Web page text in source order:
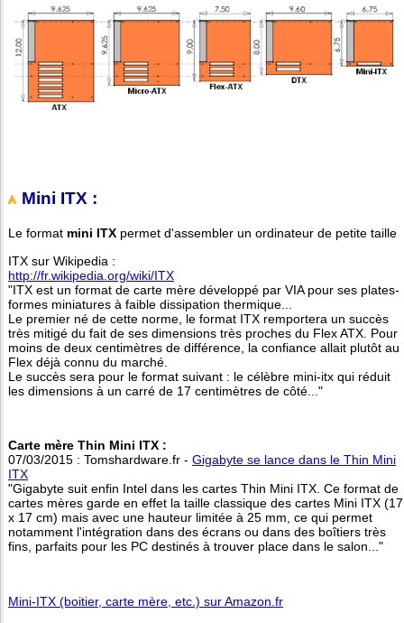
Mini ITX :
Le format mini ITX permet d'assembler un ordinateur de petite taille
ITX sur Wikipedia :
http://fr.wikipedia.org/wiki/ITX
"ITX est un format de carte mère développé par VIA pour ses plates-
formes miniatures à faible dissipation thermique...
Le premier né de cette norme, le format ITX remportera un succès
très mitigé du fait de ses dimensions très proches du Flex ATX. Pour
moins de deux centimètres de différence, la confiance allait plutôt au
Flex déjà connu du marché.
Le succès sera pour le format suivant : le célèbre mini-itx qui réduit
les dimensions à un carré de 17 centimètres de côté..."
Carte mère Thin Mini ITX :
07/03/2015 : Tomshardware.fr - Gigabyte se lance dans le Thin Mini
ITX
"Gigabyte suit enfin Intel dans les cartes Thin Mini ITX. Ce format de
cartes mères garde en effet la taille classique des cartes Mini ITX (17
x 17 cm) mais avec une hauteur limitée à 25 mm, ce qui permet
notamment l'intégration dans des écrans ou dans des boîtiers très
fins, parfaits pour les PC destinés à trouver place dans le salon..."
Mini-ITX (boitier, carte mère, etc.) sur Amazon.fr